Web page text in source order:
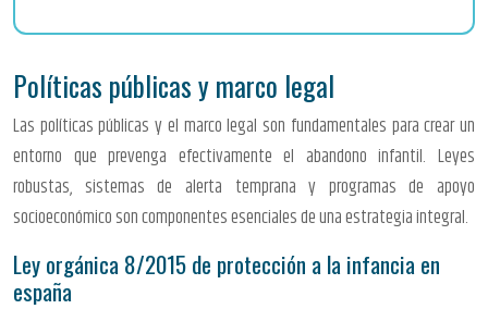
Políticas públicas y marco legal
Las políticas públicas y el marco legal son fundamentales para crear un
entorno que prevenga efectivamente el abandono infantil. Leyes
robustas, sistemas de alerta temprana y programas de apoyo
socioeconómico son componentes esenciales de una estrategia integral.
Ley orgánica 8/2015 de protección a la infancia en
españa